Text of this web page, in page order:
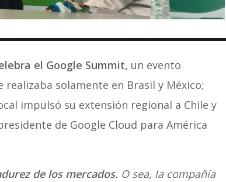
el Google Summit, un evento
solamente en Brasil y México;
impulsó su extensión regional a Chile y
de Google Cloud para América
de los mercados. O sea, la compañía